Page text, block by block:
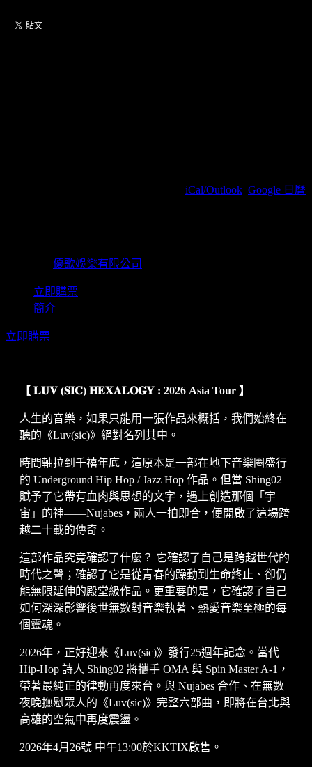
iCal/Outlook Google 日曆
優歌娛樂有限公司
立即購票
簡介
立即購票
【 𝐋𝐔𝐕 (𝐒𝐈𝐂) 𝐇𝐄𝐗𝐀𝐋𝐎𝐆𝐘 : 2026 Asia Tour 】
人生的音樂，如果只能用一張作品來概括，我們始終在
聽的《Luv(sic)》絕對名列其中。
時間軸拉到千禧年底，這原本是一部在地下音樂圈盛行
的 Underground Hip Hop / Jazz Hop 作品。但當 Shing02
賦予了它帶有血肉與思想的文字，遇上創造那個「宇
宙」的神——Nujabes，兩人一拍即合，便開啟了這場跨
越二十載的傳奇。
這部作品究竟確認了什麼？ 它確認了自己是跨越世代的
時代之聲；確認了它是從青春的躁動到生命終止、卻仍
能無限延伸的殿堂級作品。更重要的是，它確認了自己
如何深深影響後世無數對音樂執著、熱愛音樂至極的每
個靈魂。
2026年，正好迎來《Luv(sic)》發行25週年記念。當代
Hip-Hop 詩人 Shing02 將攜手 OMA 與 Spin Master A-1，
帶著最純正的律動再度來台。與 Nujabes 合作、在無數
夜晚撫慰眾人的《Luv(sic)》完整六部曲，即將在台北與
高雄的空氣中再度震盪。
2026年4月26號 中午13:00於KKTIX啟售。